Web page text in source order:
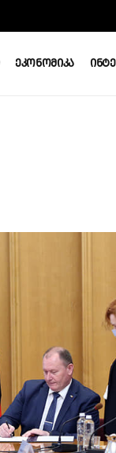
Ეკონომიკა